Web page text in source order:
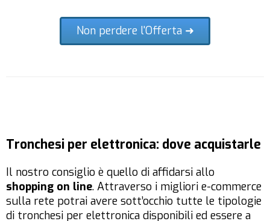
Non perdere l'Offerta ➜
Tronchesi per elettronica: dove acquistarle
Il nostro consiglio è quello di affidarsi allo
shopping on line. Attraverso i migliori e-commerce
sulla rete potrai avere sott’occhio tutte le tipologie
di tronchesi per elettronica disponibili ed essere a